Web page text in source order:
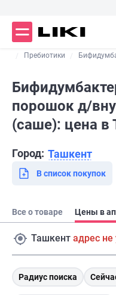
Пребиотики
порошок д/
(саше): цена в
Город: Ташкент
В список покупок
Все о товаре Цены в
Ташкент адрес не
Радиус поиска